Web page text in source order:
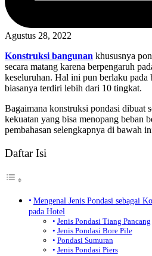
Agustus 28, 2022
Konstruksi bangunan khususnya
secara matang karena berpengaruh
keseluruhan. Hal ini pun berlaku pada
biasanya terdiri lebih dari 10 tingkat.
Bagaimana konstruksi pondasi dibuat
kekuatan yang bisa menopang beban
pembahasan selengkapnya di bawah
Daftar Isi
Mengenal Jenis Pondasi sebagai
pada Hotel
Jenis Pondasi Tiang Pancang
Jenis Pondasi Bore Pile
Pondasi Sumuran
Jenis Pondasi Piers